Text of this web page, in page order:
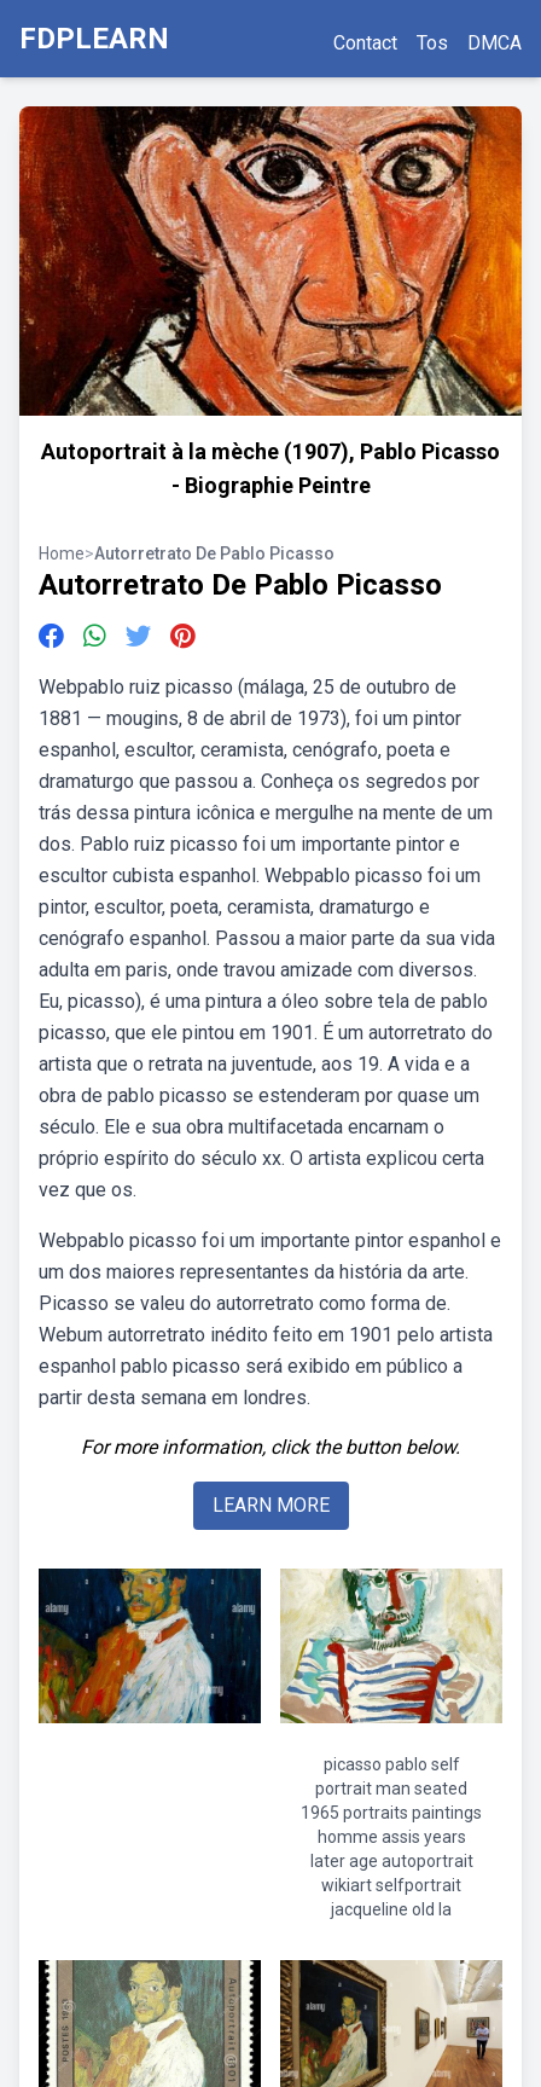
FDPLEARN Contact Tos DMCA
Autoportrait à la mèche (1907), Pablo Picasso
- Biographie Peintre
Home>Autorretrato De Pablo Picasso
Autorretrato De Pablo Picasso
Webpablo ruiz picasso (málaga, 25 de outubro de
1881 — mougins, 8 de abril de 1973), foi um pintor
espanhol, escultor, ceramista, cenógrafo, poeta e
dramaturgo que passou a. Conheça os segredos por
trás dessa pintura icônica e mergulhe na mente de um
dos. Pablo ruiz picasso foi um importante pintor e
escultor cubista espanhol. Webpablo picasso foi um
pintor, escultor, poeta, ceramista, dramaturgo e
cenógrafo espanhol. Passou a maior parte da sua vida
adulta em paris, onde travou amizade com diversos.
Eu, picasso), é uma pintura a óleo sobre tela de pablo
picasso, que ele pintou em 1901. É um autorretrato do
artista que o retrata na juventude, aos 19. A vida e a
obra de pablo picasso se estenderam por quase um
século. Ele e sua obra multifacetada encarnam o
próprio espírito do século xx. O artista explicou certa
vez que os.
Webpablo picasso foi um importante pintor espanhol e
um dos maiores representantes da história da arte.
Picasso se valeu do autorretrato como forma de.
Webum autorretrato inédito feito em 1901 pelo artista
espanhol pablo picasso será exibido em público a
partir desta semana em londres.
For more information, click the button below.
LEARN MORE
picasso pablo self
portrait man seated
1965 portraits paintings
homme assis years
later age autoportrait
wikiart selfportrait
jacqueline old la